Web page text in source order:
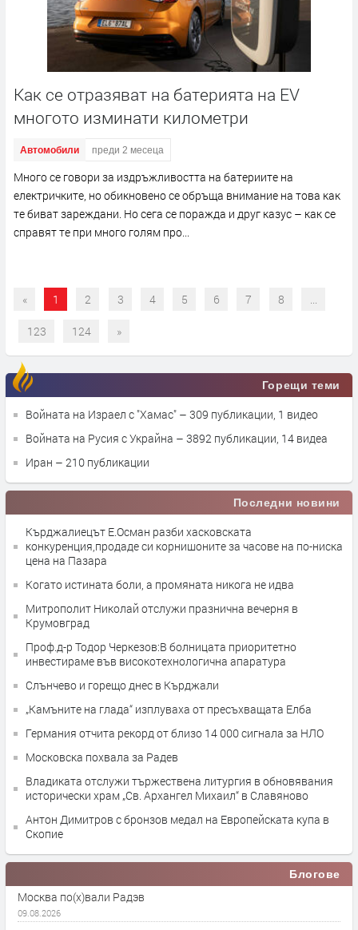
Как се отразяват на батерията на EV
многото изминати километри
Автомобили преди 2 месеца
Много се говори за издръжливостта на батериите на
електричките, но обикновено се обръща внимание на това как
те биват зареждани. Но сега се поражда и друг казус – как се
справят те при много голям про...
« 1 2 3 4 5 6 7 8 ...
123 124 »
Горещи теми
Войната на Израел с "Хамас"
– 309 публикации, 1 видео
Войната на Русия с Украйна
– 3892 публикации, 14 видеа
Иран
– 210 публикации
Последни новини
Кърджалиецът Е.Осман разби хасковската
конкуренция,продаде си корнишоните за часове на по-ниска
цена на Пазара
Когато истината боли, а промяната никога не идва
Митрополит Николай отслужи празнична вечерня в
Крумовград
Проф.д-р Тодор Черкезов:В болницата приоритетно
инвестираме във високотехнологична апаратура
Слънчево и горещо днес в Кърджали
„Камъните на глада“ изплуваха от пресъхващата Елба
Германия отчита рекорд от близо 14 000 сигнала за НЛО
Московска похвала за Радев
Владиката отслужи тържествена литургия в обновявания
исторически храм „Св. Архангел Михаил“ в Славяново
Антон Димитров с бронзов медал на Европейската купа в
Скопие
Блогове
Москва по(х)вали Радэв
09.08.2026